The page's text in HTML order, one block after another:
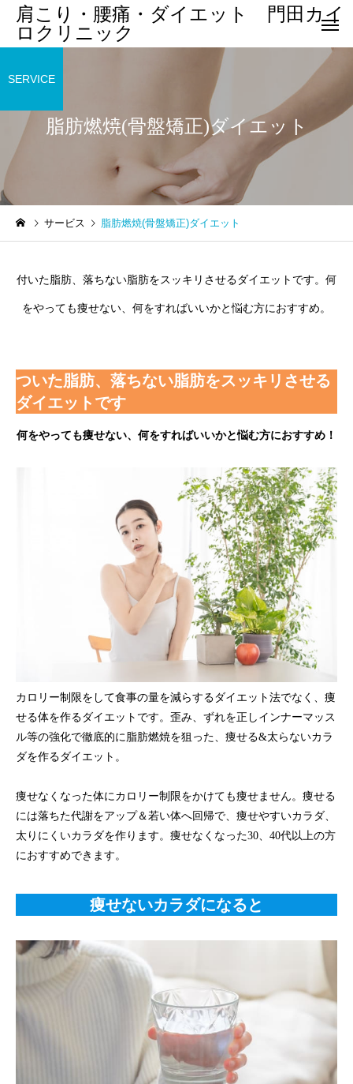
肩こり・腰痛・ダイエット 門田カイ
ロクリニック
脂肪燃焼(骨盤矯正)ダイエット
SERVICE
サービス 脂肪燃焼(骨盤矯正)ダイエット
付いた脂肪、落ちない脂肪をスッキリさせるダイエットです。何
をやっても痩せない、何をすればいいかと悩む方におすすめ。
ついた脂肪、落ちない脂肪をスッキリさせる
ダイエットです
何をやっても痩せない、何をすればいいかと悩む方におすすめ！
カロリー制限をして食事の量を減らするダイエット法でなく、痩
せる体を作るダイエットです。歪み、ずれを正しインナーマッス
ル等の強化で徹底的に脂肪燃焼を狙った、痩せる&太らないカラ
ダを作るダイエット。
痩せなくなった体にカロリー制限をかけても痩せません。痩せる
には落ちた代謝をアップ＆若い体へ回帰で、痩せやすいカラダ、
太りにくいカラダを作ります。痩せなくなった30、40代以上の方
におすすめできます。
痩せないカラダになると